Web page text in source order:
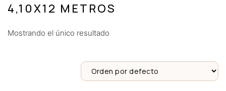
4,10X12 METROS
Mostrando el único resultado